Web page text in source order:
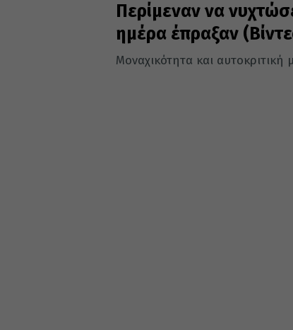
Περίμεναν να
ημέρα έπραξαν
Μοναχικότητα και